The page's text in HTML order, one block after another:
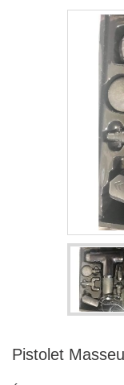
Pistolet